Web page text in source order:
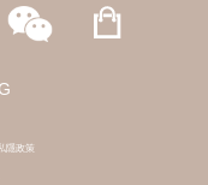
隱政策